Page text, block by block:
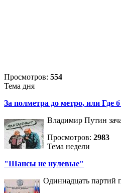
Просмотров: 554
Тема дня
За полметра до метро, или Где
Владимир Путин
Просмотров: 2983
Тема недели
"Шансы не нулевые"
Одиннадцать партий